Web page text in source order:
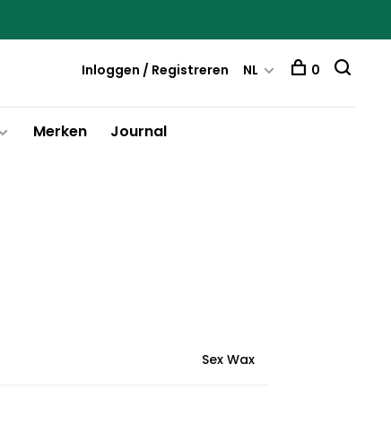
Merken Journal
Inloggen / Registreren NL 0
Sex Wax